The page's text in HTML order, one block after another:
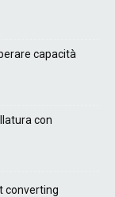
capacità
con
converting